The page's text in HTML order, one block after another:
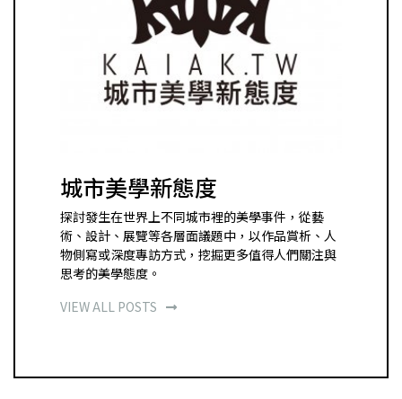
城市美學新態度
探討發生在世界上不同城市裡的美學事件，從藝
術、設計、展覽等各層面議題中，以作品賞析、人
物側寫或深度專訪方式，挖掘更多值得人們關注與
思考的美學態度。
VIEW ALL POSTS